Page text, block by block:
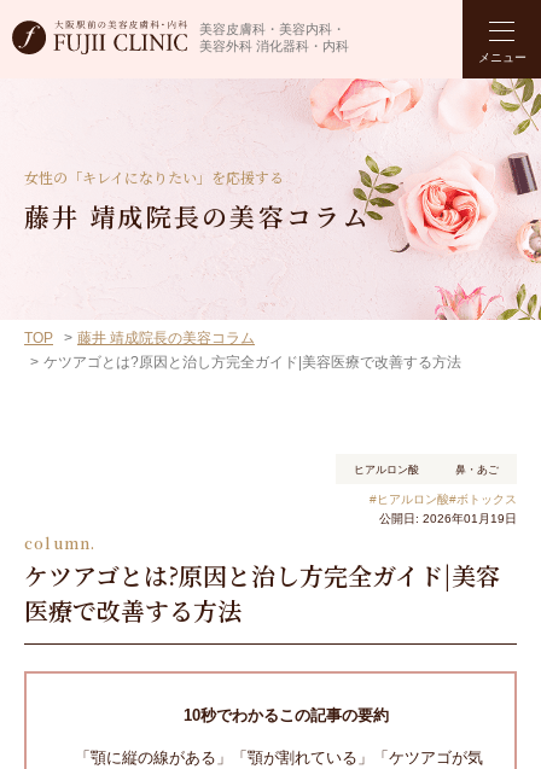
美容皮膚科・美容内科・
美容外科 消化器科・内科
メニュー
女性の「キレイになりたい」を応援する
藤井 靖成院長の美容コラム
TOP
藤井 靖成院長の美容コラム
ケツアゴとは?原因と治し方完全ガイド|美容医療で改善する方法
ヒアルロン酸 鼻・あご
#ヒアルロン酸#ボトックス
公開日: 2026年01月19日
column.
ケツアゴとは?原因と治し方完全ガイド|美容
医療で改善する方法
10秒でわかるこの記事の要約
「顎に縦の線がある」「顎が割れている」「ケツアゴが気